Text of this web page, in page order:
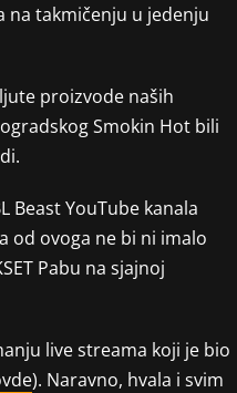
na takmičenju u jedenju
proizvode naših
Smokin Hot bili
Beast YouTube kanala
od ovoga ne bi ni imalo
Pabu na sjajnoj
live streama koji je bio
). Naravno, hvala i svim